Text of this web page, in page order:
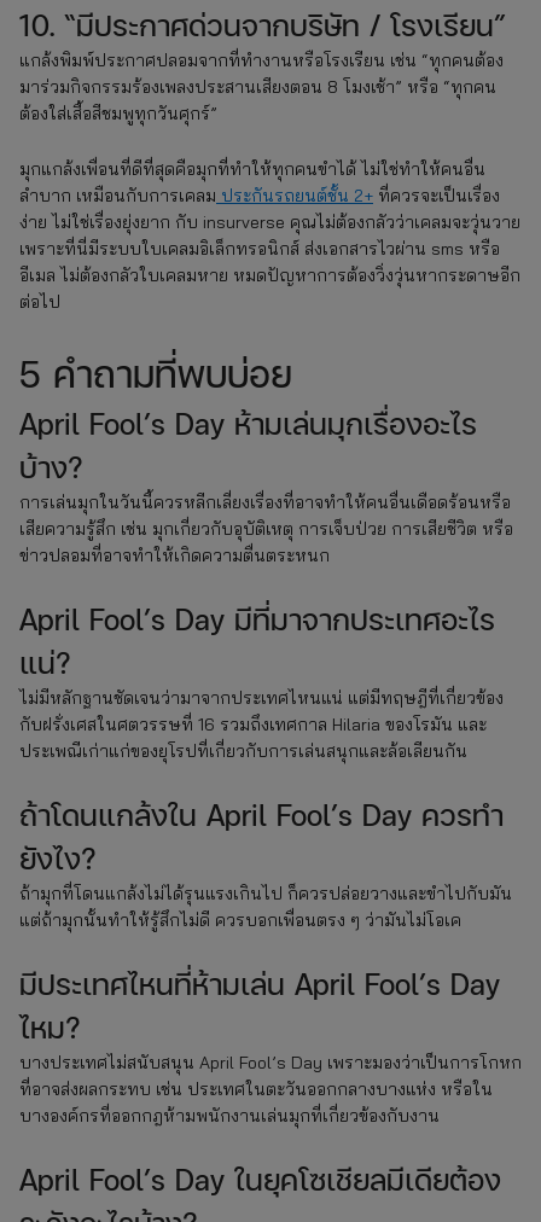
10. “มีประกาศด่วนจากบริษัท / โรงเรียน”
แกล้งพิมพ์ประกาศปลอมจากที่ทำงานหรือโรงเรียน เช่น “ทุกคนต้อง
มาร่วมกิจกรรมร้องเพลงประสานเสียงตอน 8 โมงเช้า” หรือ “ทุกคน
ต้องใส่เสื้อสีชมพูทุกวันศุกร์”
มุกแกล้งเพื่อนที่ดีที่สุดคือมุกที่ทำให้ทุกคนขำได้ ไม่ใช่ทำให้คนอื่น
ลำบาก เหมือนกับการเคลม ประกันรถยนต์ชั้น 2+ ที่ควรจะเป็นเรื่อง
ง่าย ไม่ใช่เรื่องยุ่งยาก กับ insurverse คุณไม่ต้องกลัวว่าเคลมจะวุ่นวาย
เพราะที่นี่มีระบบใบเคลมอิเล็กทรอนิกส์ ส่งเอกสารไวผ่าน sms หรือ
อีเมล ไม่ต้องกลัวใบเคลมหาย หมดปัญหาการต้องวิ่งวุ่นหากระดาษอีก
ต่อไป
5 คำถามที่พบบ่อย
April Fool’s Day ห้ามเล่นมุกเรื่องอะไร
บ้าง?
การเล่นมุกในวันนี้ควรหลีกเลี่ยงเรื่องที่อาจทำให้คนอื่นเดือดร้อนหรือ
เสียความรู้สึก เช่น มุกเกี่ยวกับอุบัติเหตุ การเจ็บป่วย การเสียชีวิต หรือ
ข่าวปลอมที่อาจทำให้เกิดความตื่นตระหนก
April Fool’s Day มีที่มาจากประเทศอะไร
แน่?
ไม่มีหลักฐานชัดเจนว่ามาจากประเทศไหนแน่ แต่มีทฤษฎีที่เกี่ยวข้อง
กับฝรั่งเศสในศตวรรษที่ 16 รวมถึงเทศกาล Hilaria ของโรมัน และ
ประเพณีเก่าแก่ของยุโรปที่เกี่ยวกับการเล่นสนุกและล้อเลียนกัน
ถ้าโดนแกล้งใน April Fool’s Day ควรทำ
ยังไง?
ถ้ามุกที่โดนแกล้งไม่ได้รุนแรงเกินไป ก็ควรปล่อยวางและขำไปกับมัน
แต่ถ้ามุกนั้นทำให้รู้สึกไม่ดี ควรบอกเพื่อนตรง ๆ ว่ามันไม่โอเค
มีประเทศไหนที่ห้ามเล่น April Fool’s Day
ไหม?
บางประเทศไม่สนับสนุน April Fool’s Day เพราะมองว่าเป็นการโกหก
ที่อาจส่งผลกระทบ เช่น ประเทศในตะวันออกกลางบางแห่ง หรือใน
บางองค์กรที่ออกกฎห้ามพนักงานเล่นมุกที่เกี่ยวข้องกับงาน
April Fool’s Day ในยุคโซเชียลมีเดียต้อง